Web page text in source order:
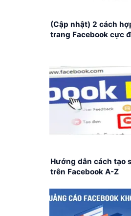
(Cập nhật) 2 cách
trang Facebook cực
Hướng dẫn cách tạo
trên Facebook A-Z